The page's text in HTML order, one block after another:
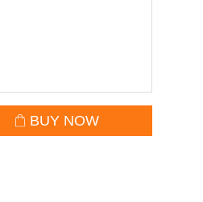
BUY NOW